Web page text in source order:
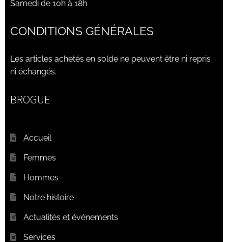
Samedi de 10h à 18h
CONDITIONS GÉNÉRALES
Les articles achetés en solde ne peuvent être ni repris
ni échangés.
BROGUE
Accueil
Femmes
Hommes
Notre histoire
Actualités et événements
Services